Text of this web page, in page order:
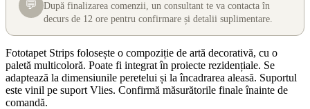
💬
După finalizarea comenzii, un consultant te va contacta în
decurs de 12 ore pentru confirmare și detalii suplimentare.
Fototapet Strips folosește o compoziție de artă decorativă, cu o
paletă multicoloră. Poate fi integrat în proiecte rezidențiale. Se
adaptează la dimensiunile peretelui și la încadrarea aleasă. Suportul
este vinil pe suport Vlies. Confirmă măsurătorile finale înainte de
comandă.